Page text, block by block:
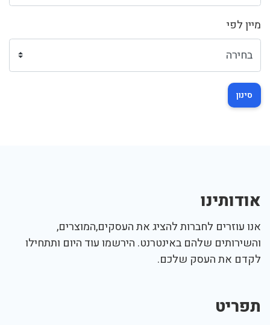
מיין לפי
סינון
אודותינו
אנו עוזרים לחברות להציג את העסקים,המוצרים,
והשירותים שלהם באינטרנט. הירשמו עוד היום ותתחילו
לקדם את העסק שלכם.
תפריט